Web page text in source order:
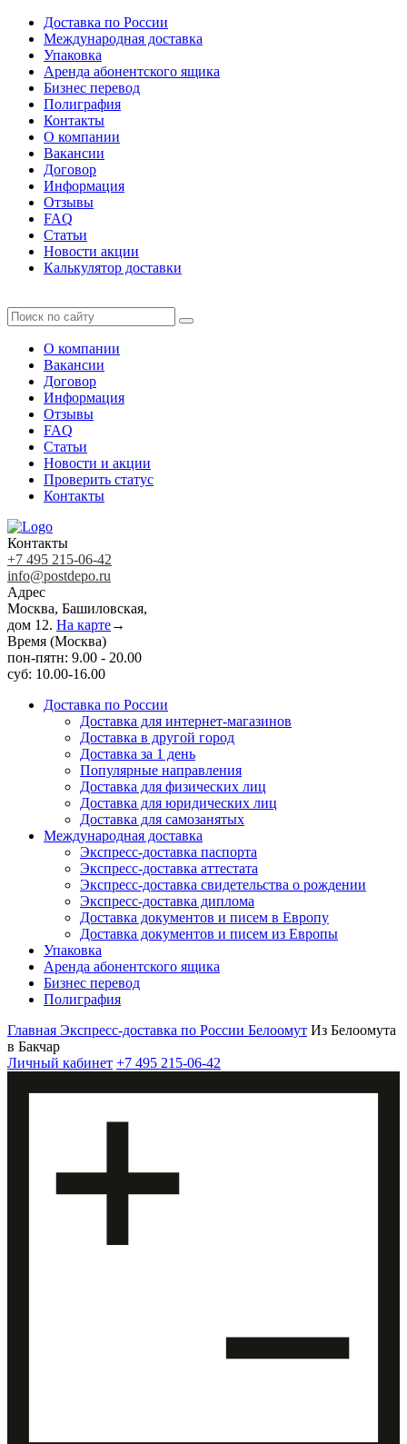
Доставка по России
Международная доставка
Упаковка
Аренда абонентского ящика
Бизнес перевод
Полиграфия
Контакты
О компании
Вакансии
Договор
Информация
Отзывы
FAQ
Статьи
Новости акции
Калькулятор доставки
О компании
Вакансии
Договор
Информация
Отзывы
FAQ
Статьи
Новости и акции
Проверить статус
Контакты
Контакты
+7 495 215-06-42
info@postdepo.ru
Адрес
Москва, Башиловская,
дом 12. На карте→
Время (Москва)
пон-пятн: 9.00 - 20.00
суб: 10.00-16.00
Доставка по России
Доставка для интернет-магазинов
Доставка в другой город
Доставка за 1 день
Популярные направления
Доставка для физических лиц
Доставка для юридических лиц
Доставка для самозанятых
Международная доставка
Экспресс-доставка паспорта
Экспресс-доставка аттестата
Экспресс-доставка свидетельства о рождении
Экспресс-доставка диплома
Доставка документов и писем в Европу
Доставка документов и писем из Европы
Упаковка
Аренда абонентского ящика
Бизнес перевод
Полиграфия
Главная Экспресс-доставка по России Белоомут Из Белоомута
в Бакчар
Личный кабинет +7 495 215-06-42